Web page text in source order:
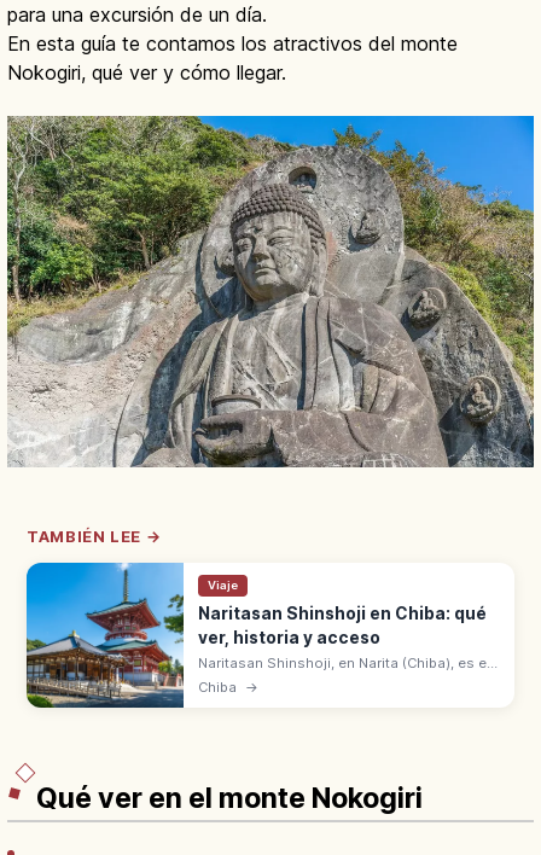
para una excursión de un día.
En esta guía te contamos los atractivos del monte
Nokogiri, qué ver y cómo llegar.
TAMBIÉN LEE →
Viaje
Naritasan Shinshoji en Chiba: qué
ver, historia y acceso
Naritasan Shinshoji, en Narita (Chiba), es el
templo principal de la escuela Chizan
Chiba →
Qué ver en el monte Nokogiri